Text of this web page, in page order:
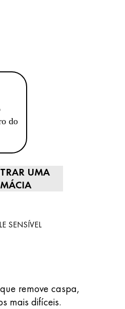
do
UMA
SENSÍVEL
remove caspa,
mais difíceis.